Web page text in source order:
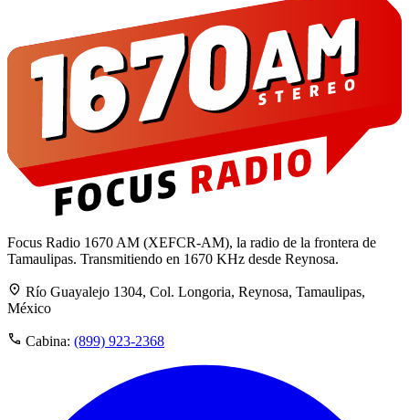
Focus Radio 1670 AM (XEFCR-AM), la radio de la frontera de
Tamaulipas. Transmitiendo en 1670 KHz desde Reynosa.
Río Guayalejo 1304, Col. Longoria, Reynosa, Tamaulipas,
México
Cabina: (899) 923-2368